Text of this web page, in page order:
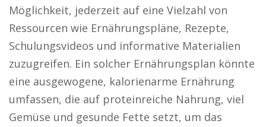
Möglichkeit, jederzeit auf eine Vielzahl von
Ressourcen wie Ernährungspläne, Rezepte,
Schulungsvideos und informative Materialien
zuzugreifen. Ein solcher Ernährungsplan könnte
eine ausgewogene, kalorienarme Ernährung
umfassen, die auf proteinreiche Nahrung, viel
Gemüse und gesunde Fette setzt, um das